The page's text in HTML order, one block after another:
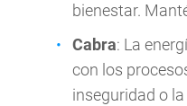
bienestar.
Cabra: La
con los
inseguridad o